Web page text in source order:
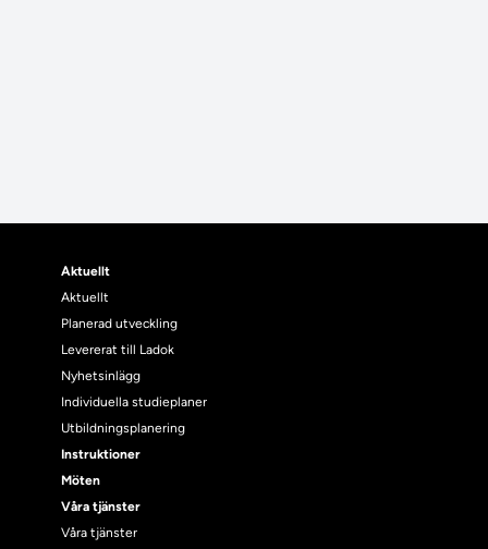
Aktuellt
Aktuellt
Planerad utveckling
Levererat till Ladok
Nyhetsinlägg
Individuella studieplaner
Utbildningsplanering
Instruktioner
Möten
Våra tjänster
Våra tjänster